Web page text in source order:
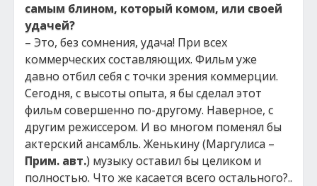
самым блином, который комом, или своей
удачей?
– Это, без сомнения, удача! При всех
коммерческих составляющих. Фильм уже
давно отбил себя с точки зрения коммерции.
Сегодня, с высоты опыта, я бы сделал этот
фильм совершенно по-другому. Наверное, с
другим режиссером. И во многом поменял бы
актерский ансамбль. Женькину (Маргулиса –
Прим. авт.) музыку оставил бы целиком и
полностью. Что же касается всего остального?..